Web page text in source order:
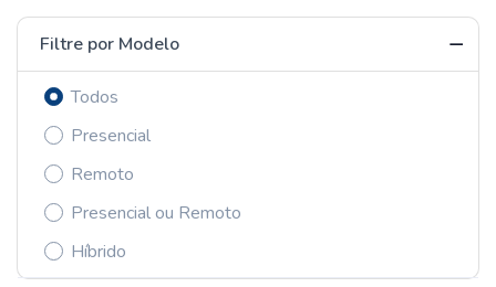
Filtre por Modelo
Todos
Presencial
Remoto
Presencial ou Remoto
Híbrido